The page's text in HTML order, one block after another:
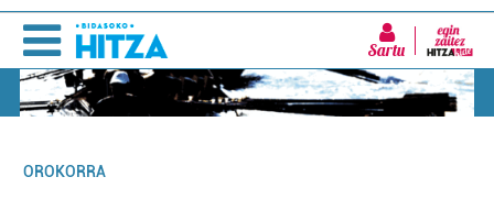
Sartu
OROKORRA